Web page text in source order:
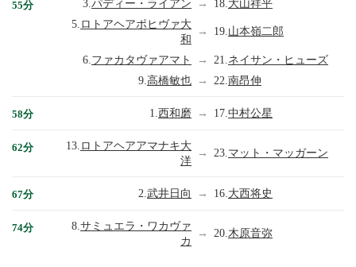
55分 3. パディー・ライアン → 18. 大山祥平
5. ロトアヘアポヒヴァ大
和
→ 19.山本嶺二郎
6. ファカタヴァアマト → 21. ネイサン・ヒューズ
9. 高橋敏也 → 22. 南昂伸
58分 1. 西和磨 → 17. 中村公星
62分 13. ロトアヘアアマナキ大
洋
→ 23.マット・マッガーン
67分 2. 武井日向 → 16. 大西将史
74分 8. サミュエラ・ワカヴァ
カ
→ 20.木原音弥